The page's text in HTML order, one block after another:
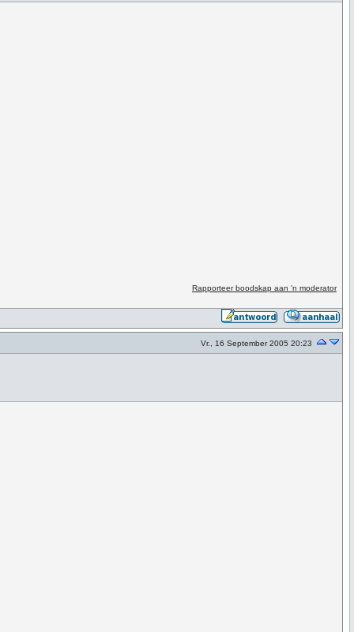
Rapporteer boodskap aan 'n moderator
Vr., 16 September 2005 20:23